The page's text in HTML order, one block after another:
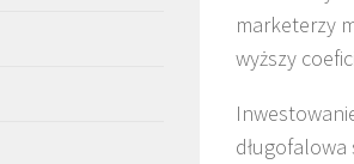
marketerzy
wyższy